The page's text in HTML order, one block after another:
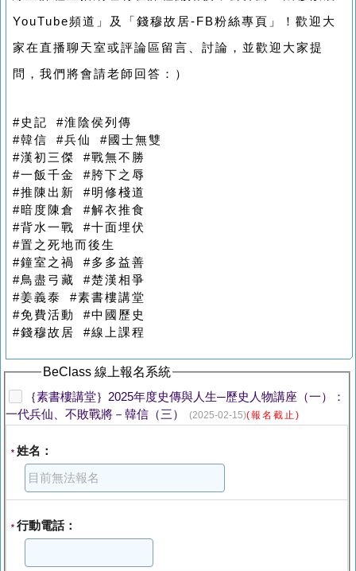
YouTube頻道」及「錢穆故居-FB粉絲專頁」！歡迎大
家在直播聊天室或評論區留言、討論，並歡迎大家提
問，我們將會請老師回答：）
#史記 #淮陰侯列傳
#韓信 #兵仙 #國士無雙
#漢初三傑 #戰無不勝
#一飯千金 #胯下之辱
#推陳出新 #明修棧道
#暗度陳倉 #解衣推食
#背水一戰 #十面埋伏
#置之死地而後生
#鐘室之禍 #多多益善
#鳥盡弓藏 #楚漢相爭
#姜義泰 #素書樓講堂
#免費活動 #中國歷史
#錢穆故居 #線上課程
BeClass 線上報名系統
｛素書樓講堂｝2025年度史傳與人生─歷史人物講座（一）：
一代兵仙、不敗戰將－韓信（三）
(2025-02-15)(報名截止)
* 姓名：
* 行動電話：